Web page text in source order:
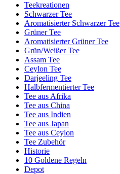
Teekreationen
Schwarzer Tee
Aromatisierter Schwarzer Tee
Grüner Tee
Aromatisierter Grüner Tee
Grün/Weißer Tee
Assam Tee
Ceylon Tee
Darjeeling Tee
Halbfermentierter Tee
Tee aus Afrika
Tee aus China
Tee aus Indien
Tee aus Japan
Tee aus Ceylon
Tee Zubehör
Historie
10 Goldene Regeln
Depot